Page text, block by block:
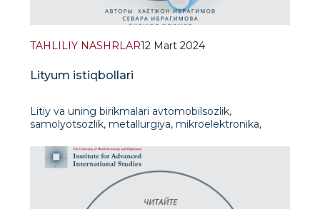
TAHLILIY NASHRLAR12 Mart 2024
Lityum istiqbollari
Litiy va uning birikmalari avtomobilsozlik,
samolyotsozlik, metallurgiya, mikroelektronika,
yuqori quvvatli akkumulyatorlarni ishlab chiqarishda
muhim ahamiyatga ega. Bundan tashqari, lityum
og'ir holatlarda keraksanoat: u erda alyuminiyni e